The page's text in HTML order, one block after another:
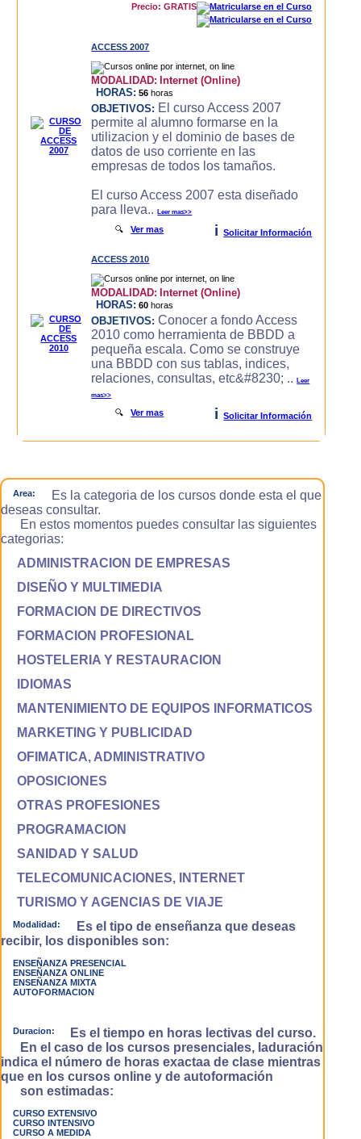
Precio: GRATIS
ACCESS 2007
MODALIDAD: Internet (Online)
HORAS: 56 horas
OBJETIVOS: El curso Access 2007
permite al alumno formarse en la
utilizacion y el dominio de bases de
datos de uso corriente en las
empresas de todos los tamaños.
El curso Access 2007 esta diseñado
para lleva..Leer mas>>
🔍Ver mas i Solicitar Información
ACCESS 2010
MODALIDAD: Internet (Online)
HORAS: 60 horas
OBJETIVOS: Conocer a fondo Access
2010 como herramienta de BBDD a
pequeña escala. Como se construye
una BBDD con sus tablas, indices,
relaciones, consultas, etc&#8230; ..Leer
mas>>
🔍Ver mas i Solicitar Información
Area:
Es la categoria de los cursos donde esta el que
deseas consultar.
En estos momentos puedes consultar las siguientes
categorias:
ADMINISTRACION DE EMPRESAS
DISEÑO Y MULTIMEDIA
FORMACION DE DIRECTIVOS
FORMACION PROFESIONAL
HOSTELERIA Y RESTAURACION
IDIOMAS
MANTENIMIENTO DE EQUIPOS INFORMATICOS
MARKETING Y PUBLICIDAD
OFIMATICA, ADMINISTRATIVO
OPOSICIONES
OTRAS PROFESIONES
PROGRAMACION
SANIDAD Y SALUD
TELECOMUNICACIONES, INTERNET
TURISMO Y AGENCIAS DE VIAJE
Modalidad:
Es el tipo de enseñanza que deseas
recibir, los disponibles son:
ENSEÑANZA PRESENCIAL
ENSEÑANZA ONLINE
ENSEÑANZA MIXTA
AUTOFORMACION
Duracion:
Es el tiempo en horas lectivas del curso.
En el caso de los cursos presenciales, laduración
indica el número de horas exactaa de clase mientras
que en los cursos online y de autoformación
son estimadas:
CURSO EXTENSIVO
CURSO INTENSIVO
CURSO A MEDIDA